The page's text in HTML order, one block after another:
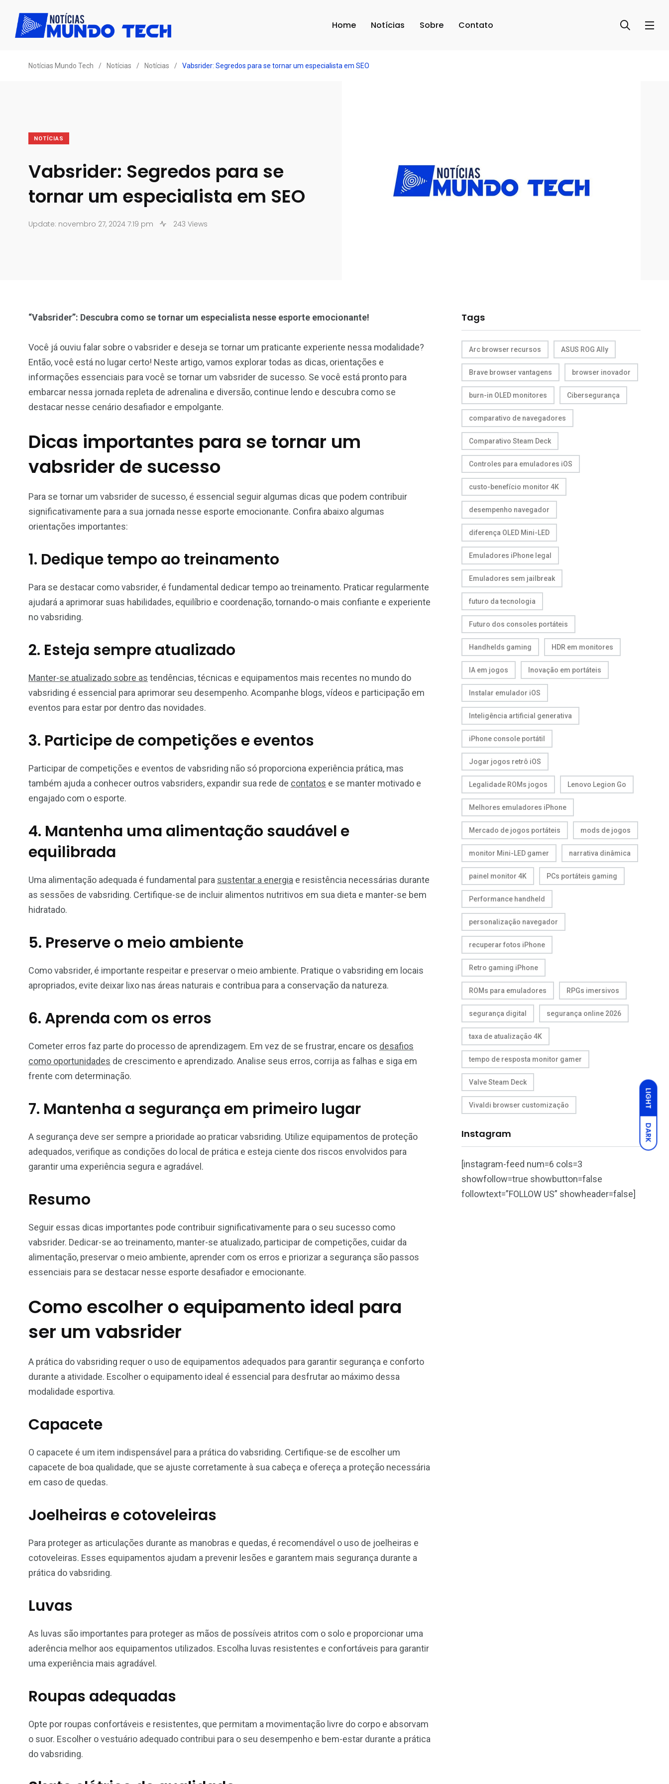
LIGHT
DARK
Home Notícias Sobre Contato
Notícias Mundo Tech / Notícias / Notícias / Vabsrider: Segredos para se tornar um especialista em SEO
NOTÍCIAS
Vabsrider: Segredos para se
tornar um especialista em SEO
Update: novembro 27, 2024 7:19 pm 243 Views
“Vabsrider”: Descubra como se tornar um especialista nesse esporte emocionante!
Você já ouviu falar sobre o vabsrider e deseja se tornar um praticante experiente nessa modalidade?
Então, você está no lugar certo! Neste artigo, vamos explorar todas as dicas, orientações e
informações essenciais para você se tornar um vabsrider de sucesso. Se você está pronto para
embarcar nessa jornada repleta de adrenalina e diversão, continue lendo e descubra como se
destacar nesse cenário desafiador e empolgante.
Dicas importantes para se tornar um
vabsrider de sucesso
Para se tornar um vabsrider de sucesso, é essencial seguir algumas dicas que podem contribuir
significativamente para a sua jornada nesse esporte emocionante. Confira abaixo algumas
orientações importantes:
1. Dedique tempo ao treinamento
Para se destacar como vabsrider, é fundamental dedicar tempo ao treinamento. Praticar regularmente
ajudará a aprimorar suas habilidades, equilíbrio e coordenação, tornando-o mais confiante e experiente
no vabsriding.
2. Esteja sempre atualizado
Manter-se atualizado sobre as tendências, técnicas e equipamentos mais recentes no mundo do
vabsriding é essencial para aprimorar seu desempenho. Acompanhe blogs, vídeos e participação em
eventos para estar por dentro das novidades.
3. Participe de competições e eventos
Participar de competições e eventos de vabsriding não só proporciona experiência prática, mas
também ajuda a conhecer outros vabsriders, expandir sua rede de contatos e se manter motivado e
engajado com o esporte.
4. Mantenha uma alimentação saudável e
equilibrada
Uma alimentação adequada é fundamental para sustentar a energia e resistência necessárias durante
as sessões de vabsriding. Certifique-se de incluir alimentos nutritivos em sua dieta e manter-se bem
hidratado.
5. Preserve o meio ambiente
Como vabsrider, é importante respeitar e preservar o meio ambiente. Pratique o vabsriding em locais
apropriados, evite deixar lixo nas áreas naturais e contribua para a conservação da natureza.
6. Aprenda com os erros
Cometer erros faz parte do processo de aprendizagem. Em vez de se frustrar, encare os desafios
como oportunidades de crescimento e aprendizado. Analise seus erros, corrija as falhas e siga em
frente com determinação.
7. Mantenha a segurança em primeiro lugar
A segurança deve ser sempre a prioridade ao praticar vabsriding. Utilize equipamentos de proteção
adequados, verifique as condições do local de prática e esteja ciente dos riscos envolvidos para
garantir uma experiência segura e agradável.
Resumo
Seguir essas dicas importantes pode contribuir significativamente para o seu sucesso como
vabsrider. Dedicar-se ao treinamento, manter-se atualizado, participar de competições, cuidar da
alimentação, preservar o meio ambiente, aprender com os erros e priorizar a segurança são passos
essenciais para se destacar nesse esporte desafiador e emocionante.
Como escolher o equipamento ideal para
ser um vabsrider
A prática do vabsriding requer o uso de equipamentos adequados para garantir segurança e conforto
durante a atividade. Escolher o equipamento ideal é essencial para desfrutar ao máximo dessa
modalidade esportiva.
Capacete
O capacete é um item indispensável para a prática do vabsriding. Certifique-se de escolher um
capacete de boa qualidade, que se ajuste corretamente à sua cabeça e ofereça a proteção necessária
em caso de quedas.
Joelheiras e cotoveleiras
Para proteger as articulações durante as manobras e quedas, é recomendável o uso de joelheiras e
cotoveleiras. Esses equipamentos ajudam a prevenir lesões e garantem mais segurança durante a
prática do vabsriding.
Luvas
As luvas são importantes para proteger as mãos de possíveis atritos com o solo e proporcionar uma
aderência melhor aos equipamentos utilizados. Escolha luvas resistentes e confortáveis para garantir
uma experiência mais agradável.
Roupas adequadas
Opte por roupas confortáveis e resistentes, que permitam a movimentação livre do corpo e absorvam
o suor. Escolher o vestuário adequado contribui para o seu desempenho e bem-estar durante a prática
do vabsriding.
Tags
Arc browser recursos ASUS ROG Ally
Brave browser vantagens browser inovador
burn-in OLED monitores Cibersegurança
comparativo de navegadores
Comparativo Steam Deck
Controles para emuladores iOS
custo-benefício monitor 4K
desempenho navegador
diferença OLED Mini-LED
Emuladores iPhone legal
Emuladores sem jailbreak
futuro da tecnologia
Futuro dos consoles portáteis
Handhelds gaming HDR em monitores
IA em jogos Inovação em portáteis
Instalar emulador iOS
Inteligência artificial generativa
iPhone console portátil
Jogar jogos retrô iOS
Legalidade ROMs jogos Lenovo Legion Go
Melhores emuladores iPhone
Mercado de jogos portáteis mods de jogos
monitor Mini-LED gamer narrativa dinâmica
painel monitor 4K PCs portáteis gaming
Performance handheld
personalização navegador
recuperar fotos iPhone
Retro gaming iPhone
ROMs para emuladores RPGs imersivos
segurança digital segurança online 2026
taxa de atualização 4K
tempo de resposta monitor gamer
Valve Steam Deck
Vivaldi browser customização
Instagram
[instagram-feed num=6 cols=3
showfollow=true showbutton=false
followtext=”FOLLOW US” showheader=false]